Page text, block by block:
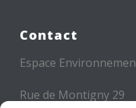
Contact
Espace
Rue de Montigny 29